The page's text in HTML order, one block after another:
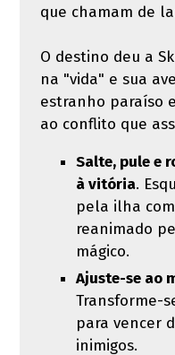
que chamam de
O destino deu a
na "vida" e sua
estranho paraíso
ao conflito que
Salte, pule e
à vitória.
pela ilha
reanimado
mágico.
Ajuste-se ao
Transforme-
para vencer
inimigos.